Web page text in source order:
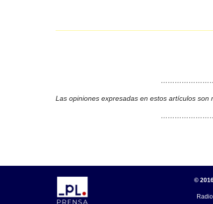
Las opiniones expresadas en estos artículos son
©